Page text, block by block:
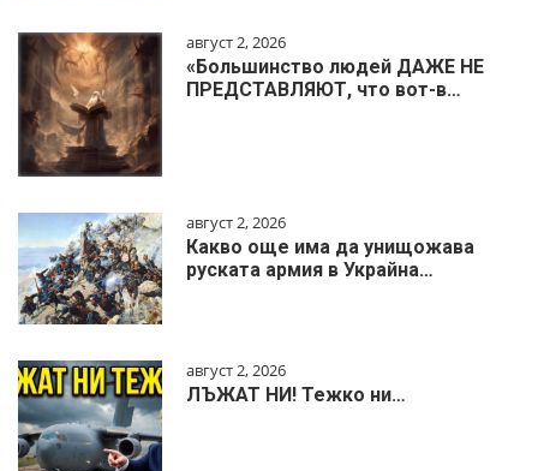
август 2, 2026
«Большинство людей ДАЖЕ НЕ
ПРЕДСТАВЛЯЮТ, что вот-в…
август 2, 2026
Какво още има да унищожава
руската армия в Украйна…
август 2, 2026
ЛЪЖАТ НИ! Тежко ни…